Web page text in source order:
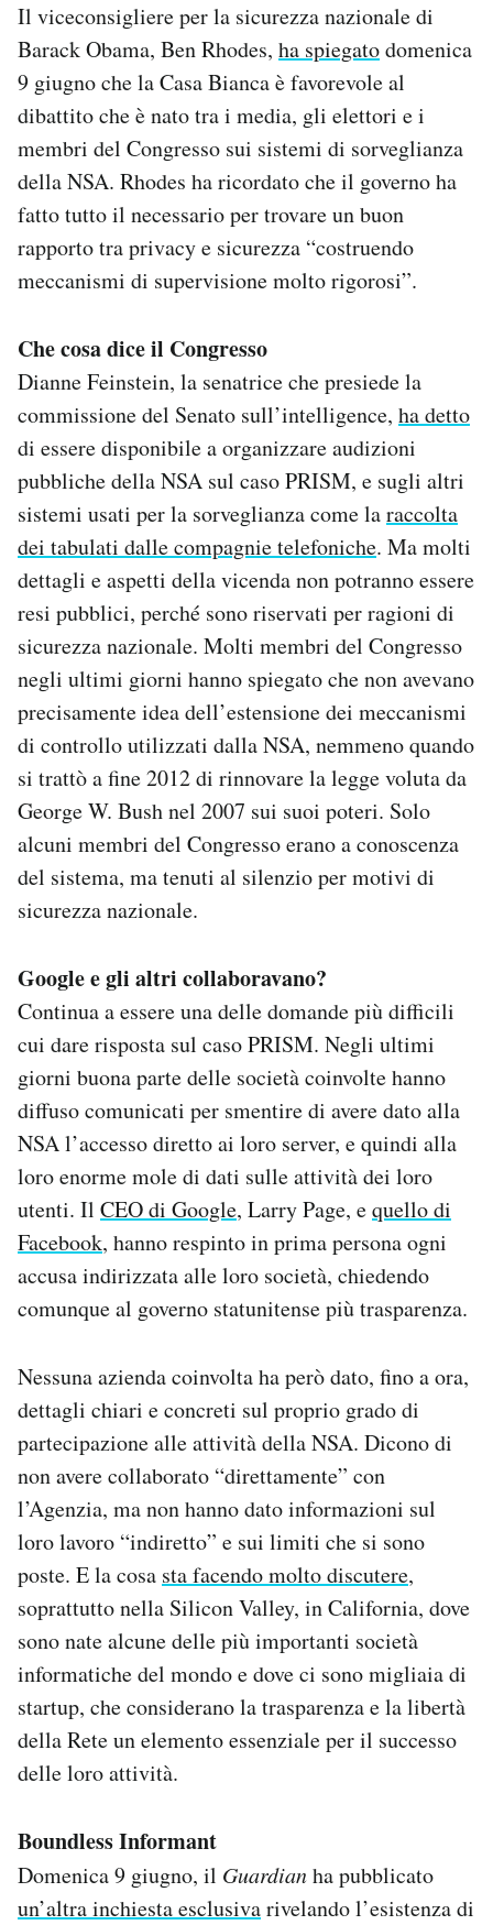
Il viceconsigliere per la sicurezza nazionale di
Barack Obama, Ben Rhodes, ha spiegatodomenica
9 giugno che la Casa Bianca è favorevole al
dibattito che è nato tra i media, gli elettori e i
membri del Congresso sui sistemi di sorveglianza
della NSA. Rhodes ha ricordato che il governo ha
fatto tutto il necessario per trovare un buon
rapporto tra privacy e sicurezza “costruendo
meccanismi di supervisione molto rigorosi”.
Che cosa dice il Congresso
Dianne Feinstein, la senatrice che presiede la
commissione del Senato sull’intelligence, ha detto
di essere disponibile a organizzare audizioni
pubbliche della NSA sul caso PRISM, e sugli altri
sistemi usati per la sorveglianza come laraccolta
dei tabulati dalle compagnie telefoniche. Ma molti
dettagli e aspetti della vicenda non potranno essere
resi pubblici, perché sono riservati per ragioni di
sicurezza nazionale. Molti membri del Congresso
negli ultimi giorni hanno spiegato che non avevano
precisamente idea dell’estensione dei meccanismi
di controllo utilizzati dalla NSA, nemmeno quando
si trattò a fine 2012 di rinnovare la legge voluta da
George W. Bush nel 2007 sui suoi poteri. Solo
alcuni membri del Congresso erano a conoscenza
del sistema, ma tenuti al silenzio per motivi di
sicurezza nazionale.
Google e gli altri collaboravano?
Continua a essere una delle domande più difficili
cui dare risposta sul caso PRISM. Negli ultimi
giorni buona parte delle società coinvolte hanno
diffuso comunicati per smentire di avere dato alla
NSA l’accesso diretto ai loro server, e quindi alla
loro enorme mole di dati sulle attività dei loro
utenti. Il CEO di Google, Larry Page, equello di
Facebook, hanno respinto in prima persona ogni
accusa indirizzata alle loro società, chiedendo
comunque al governo statunitense più trasparenza.
Nessuna azienda coinvolta ha però dato, fino a ora,
dettagli chiari e concreti sul proprio grado di
partecipazione alle attività della NSA. Dicono di
non avere collaborato “direttamente” con
l’Agenzia, ma non hanno dato informazioni sul
loro lavoro “indiretto” e sui limiti che si sono
poste. E la cosa sta facendo molto discutere,
soprattutto nella Silicon Valley, in California, dove
sono nate alcune delle più importanti società
informatiche del mondo e dove ci sono migliaia di
startup, che considerano la trasparenza e la libertà
della Rete un elemento essenziale per il successo
delle loro attività.
Boundless Informant
Domenica 9 giugno, il Guardianha pubblicato
un’altra inchiesta esclusivarivelando l’esistenza di